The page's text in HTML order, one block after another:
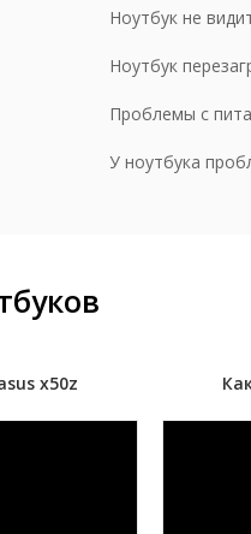
Ноутбук не
Ноутбук
Проблемы с
У ноутбука
x50z